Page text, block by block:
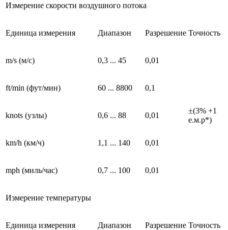
Измерение скорости воздушного потока
Единица измерения Диапазон Разрешение Точность
m/s (м/с) 0,3 ... 45 0,01
±(3% +1
е.м.р*)
ft/min (фут/мин) 60 ... 8800 0,1
knots (узлы) 0,6 ... 88 0,01
km/h (км/ч) 1,1 ... 140 0,01
mph (миль/час) 0,7 ... 100 0,01
Измерение температуры
Единица измерения Диапазон Разрешение Точность